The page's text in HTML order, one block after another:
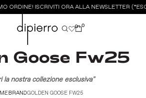
ORDINE! ISCRIVITI ORA ALLA NEWSLETTER
0 0
Goose Fw25
la nostra collezione esclusiva"
BRANDGOLDEN GOOSE FW25